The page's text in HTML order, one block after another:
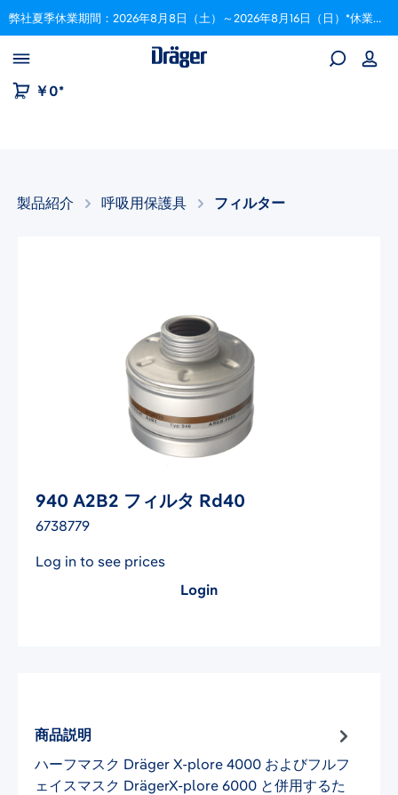
to B2B platform navigation 弊社夏季休業期間：2026年8月8日（土）～2026年8月16日（日）*休業期間中にいただいたご注文は、8月17日以降順次対応いたします。
￥0*
製品紹介 呼吸用保護具 フィルター
940 A2B2 フィルタ Rd40
6738779
Log in to see prices
Login
商品説明
ハーフマスク Dräger X-plore 4000 およびフルフ
ェイスマスク DrägerX-plore 6000 と併用するた